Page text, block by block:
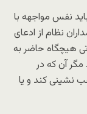
نفس مواجهه با
نظام از ادعای
هیچگاه حاضر به
آن که در
نشینی کند و یا